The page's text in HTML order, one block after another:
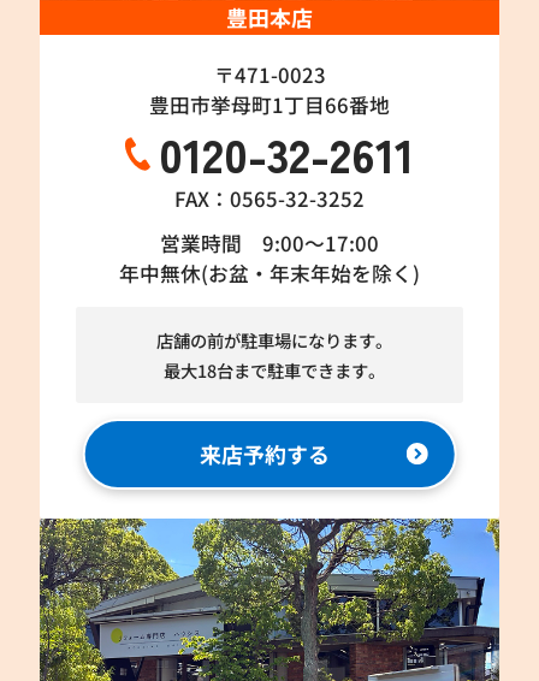
豊田本店
〒471-0023
豊田市挙母町1丁目66番地
0120-32-2611
FAX：0565-32-3252
営業時間 9:00～17:00
年中無休(お盆・年末年始を除く)
店舗の前が駐車場になります。
最大18台まで駐車できます。
来店予約する